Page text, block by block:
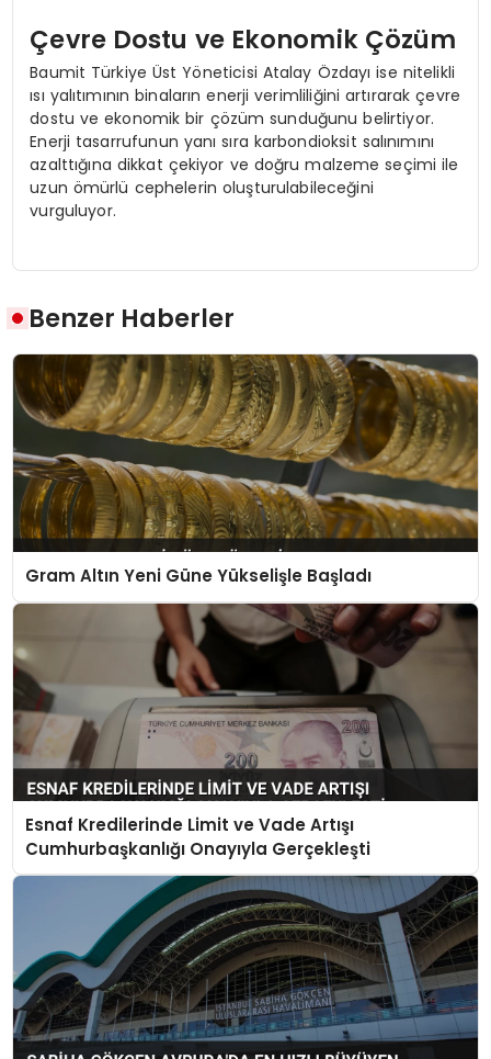
Çevre Dostu ve Ekonomik Çözüm
Baumit Türkiye Üst Yöneticisi Atalay Özdayı ise nitelikli
ısı yalıtımının binaların enerji verimliliğini artırarak çevre
dostu ve ekonomik bir çözüm sunduğunu belirtiyor.
Enerji tasarrufunun yanı sıra karbondioksit salınımını
azalttığına dikkat çekiyor ve doğru malzeme seçimi ile
uzun ömürlü cephelerin oluşturulabileceğini
vurguluyor.
Benzer Haberler
Gram Altın Yeni Güne Yükselişle Başladı
Esnaf Kredilerinde Limit ve Vade Artışı
Cumhurbaşkanlığı Onayıyla Gerçekleşti